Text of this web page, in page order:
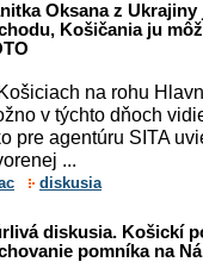
Oksana z
Košičania ju
na rohu
v týchto dňoch
pre agentúru SITA
...
diskusia
diskusia. Košickí
pomníka na